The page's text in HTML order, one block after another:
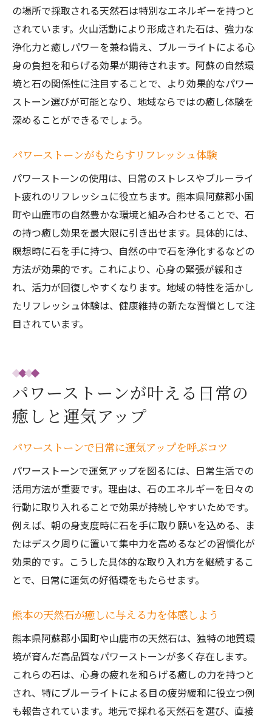
の場所で採取される天然石は特別なエネルギーを持つと
されています。火山活動により形成された石は、強力な
浄化力と癒しパワーを兼ね備え、ブルーライトによる心
身の負担を和らげる効果が期待されます。阿蘇の自然環
境と石の関係性に注目することで、より効果的なパワー
ストーン選びが可能となり、地域ならではの癒し体験を
深めることができるでしょう。
パワーストーンがもたらすリフレッシュ体験
パワーストーンの使用は、日常のストレスやブルーライ
ト疲れのリフレッシュに役立ちます。熊本県阿蘇郡小国
町や山鹿市の自然豊かな環境と組み合わせることで、石
の持つ癒し効果を最大限に引き出せます。具体的には、
瞑想時に石を手に持つ、自然の中で石を浄化するなどの
方法が効果的です。これにより、心身の緊張が緩和さ
れ、活力が回復しやすくなります。地域の特性を活かし
たリフレッシュ体験は、健康維持の新たな習慣として注
目されています。
パワーストーンが叶える日常の
癒しと運気アップ
パワーストーンで日常に運気アップを呼ぶコツ
パワーストーンで運気アップを図るには、日常生活での
活用方法が重要です。理由は、石のエネルギーを日々の
行動に取り入れることで効果が持続しやすいためです。
例えば、朝の身支度時に石を手に取り願いを込める、ま
たはデスク周りに置いて集中力を高めるなどの習慣化が
効果的です。こうした具体的な取り入れ方を継続するこ
とで、日常に運気の好循環をもたらせます。
熊本の天然石が癒しに与える力を体感しよう
熊本県阿蘇郡小国町や山鹿市の天然石は、独特の地質環
境が育んだ高品質なパワーストーンが多く存在します。
これらの石は、心身の疲れを和らげる癒しの力を持つと
され、特にブルーライトによる目の疲労緩和に役立つ例
も報告されています。地元で採れる天然石を選び、直接